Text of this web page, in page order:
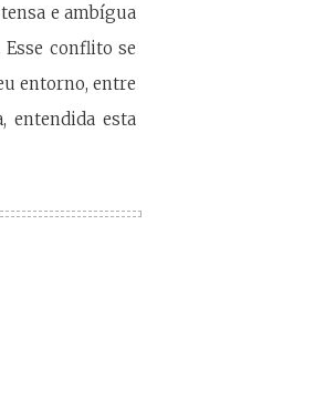
e ambígua
conflito se
entorno, entre
entendida esta